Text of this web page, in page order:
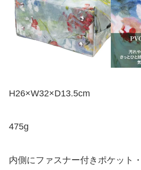
H26×W32×D13.5cm
475g
内側にファスナー付きポケット